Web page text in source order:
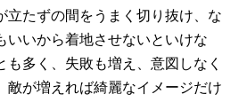
立たずの間をうまく切り抜け、な
いいから着地させないといけな
も多く、失敗も増え、意図しなく
敵が増えれば綺麗なイメージだけ